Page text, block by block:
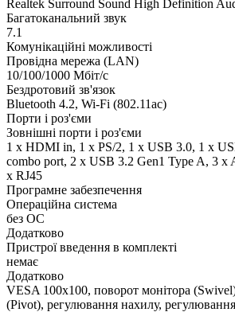
Realtek Surround Sound High Definition
Багатоканальний звук
7.1
Комунікаційні можливості
Провідна мережа (LAN)
10/100/1000 Мбіт/с
Бездротовий зв'язок
Bluetooth 4.2, Wi-Fi (802.11ac)
Порти і роз'єми
Зовнішні порти і роз'єми
1 x HDMI in, 1 x PS/2, 1 x USB 3.0, 1 x
combo port, 2 x USB 3.2 Gen1 Type A, 3 x
x RJ45
Програмне забезпечення
Операційна система
без ОС
Додатково
Пристрої введення в комплекті
немає
Додатково
VESA 100x100, поворот монітора
(Pivot), регулювання нахилу,